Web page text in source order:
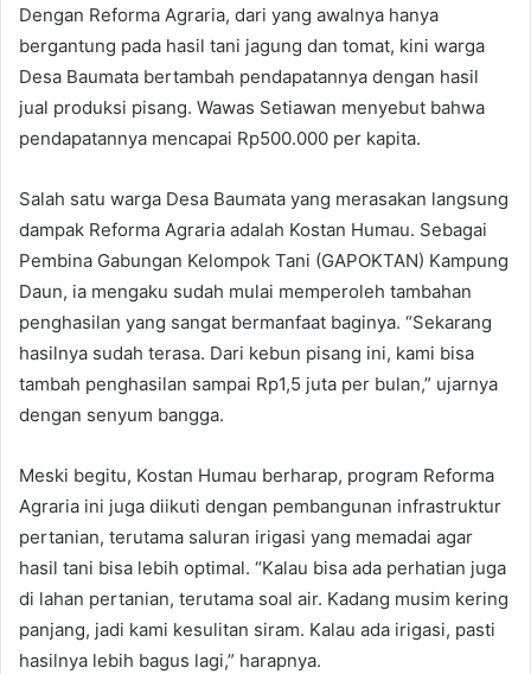
Dengan Reforma Agraria, dari yang awalnya hanya
bergantung pada hasil tani jagung dan tomat, kini warga
Desa Baumata bertambah pendapatannya dengan hasil
jual produksi pisang. Wawas Setiawan menyebut bahwa
pendapatannya mencapai Rp500.000 per kapita.
Salah satu warga Desa Baumata yang merasakan langsung
dampak Reforma Agraria adalah Kostan Humau. Sebagai
Pembina Gabungan Kelompok Tani (GAPOKTAN) Kampung
Daun, ia mengaku sudah mulai memperoleh tambahan
penghasilan yang sangat bermanfaat baginya. “Sekarang
hasilnya sudah terasa. Dari kebun pisang ini, kami bisa
tambah penghasilan sampai Rp1,5 juta per bulan,” ujarnya
dengan senyum bangga.
Meski begitu, Kostan Humau berharap, program Reforma
Agraria ini juga diikuti dengan pembangunan infrastruktur
pertanian, terutama saluran irigasi yang memadai agar
hasil tani bisa lebih optimal. “Kalau bisa ada perhatian juga
di lahan pertanian, terutama soal air. Kadang musim kering
panjang, jadi kami kesulitan siram. Kalau ada irigasi, pasti
hasilnya lebih bagus lagi,” harapnya.